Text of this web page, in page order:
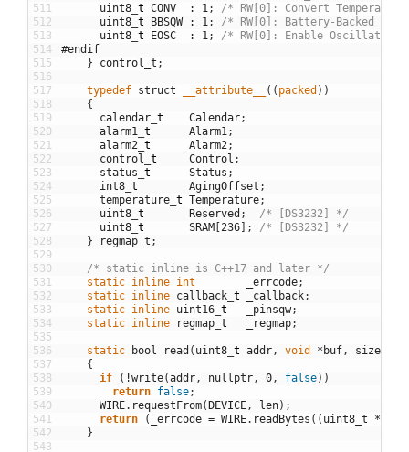
511
512
513
514
515
516
517
518
519
520
521
522
523
524
525
526
527
528
529
530
531
532
533
534
535
536
537
538
539
540
541
542
543
uint8 t CONV : 1 ;
/* RW[0]: Convert
uint8 t BBSQW : 1 ;
/* RW[0]: Battery-Backed
uint8 t EOSC : 1 ;
/* RW[0]: Enable Oscillator
#endif
}
control_t ;
typedef struct __attribute__ ( ( packed ) )
{
calendar t Calendar;
alarm1
t Alarm1 ;
alarm2 t Alarm2 ;
control
t Control ;
status t Status ;
int8 t AgingOffset ;
temperature t Temperature;
uint8 t Reserved ;
/* [DS3232] */
uint8 t SRAM [236] ;
/* [DS3232] */
}
regmap_t ;
/* static inline is C++17 and later */
static inline int _errcode;
static inline callback t _callback;
static inline uint16 t _pinsqw;
static inline regmap t _regmap;
static bool read ( uint8 t addr , void * buf , size
{
if
( !write(addr , nullptr , 0 , false) )
return false;
WIRE. requestFrom(DEVICE , len) ;
return
( _errcode = WIRE. readBytes ( ( uint8_t *
}